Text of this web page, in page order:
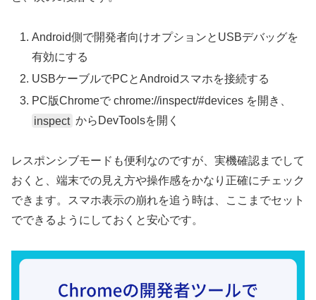
Android側で開発者向けオプションとUSBデバッグを
有効にする
USBケーブルでPCとAndroidスマホを接続する
PC版Chromeで chrome://inspect/#devices を開き、
inspect からDevToolsを開く
レスポンシブモードも便利なのですが、実機確認までして
おくと、端末での見え方や操作感をかなり正確にチェック
できます。スマホ表示の崩れを追う時は、ここまでセット
でできるようにしておくと安心です。